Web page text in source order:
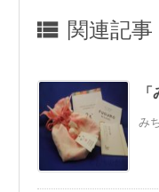
 関連記事
み